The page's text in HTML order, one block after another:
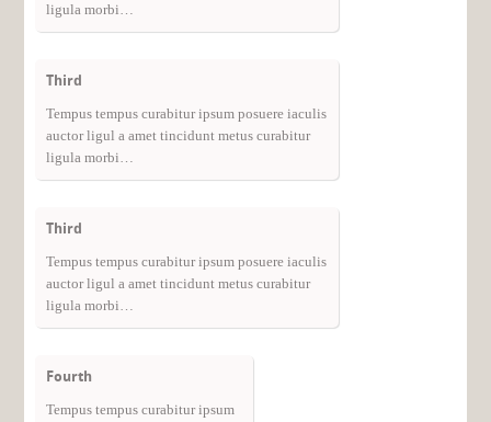
ligula morbi…
Third
Tempus tempus curabitur ipsum posuere iaculis
auctor ligul a amet tincidunt metus curabitur
ligula morbi…
Third
Tempus tempus curabitur ipsum posuere iaculis
auctor ligul a amet tincidunt metus curabitur
ligula morbi…
Fourth
Tempus tempus curabitur ipsum